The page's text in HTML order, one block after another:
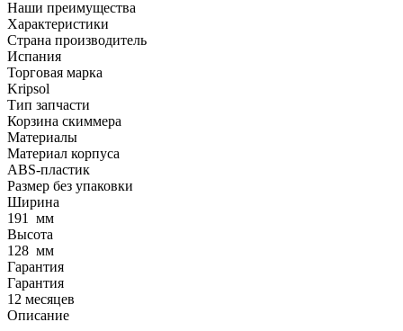
Наши преимущества
Характеристики
Страна производитель
Испания
Торговая марка
Kripsol
Тип запчасти
Корзина скиммера
Материалы
Материал корпуса
ABS-пластик
Размер без упаковки
Ширина
191
мм
Высота
128 мм
Гарантия
Гарантия
12 месяцев
Описание